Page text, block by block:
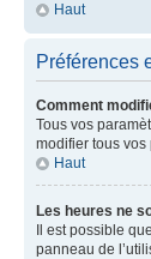
Haut
Préférences
Comment
Tous vos
modifier tous vos
Haut
Les heures ne
Il est possible
panneau de